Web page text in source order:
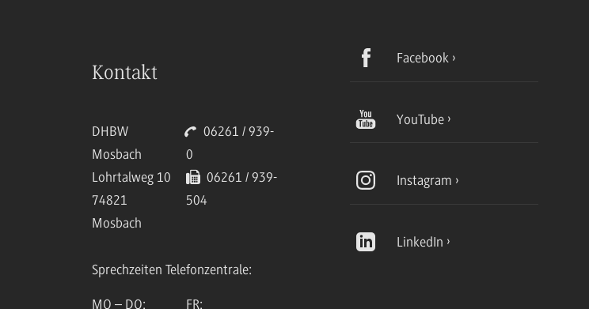
Kontakt
DHBW
Mosbach
Lohrtalweg 10
74821
Mosbach
06261 / 939-
0
06261 / 939-
504
Sprechzeiten Telefonzentrale:
MO – DO:
FR:
Facebook
YouTube
Instagram
LinkedIn